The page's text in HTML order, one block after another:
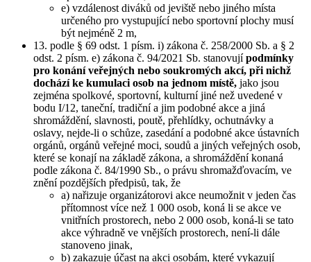
e) vzdálenost diváků od jeviště nebo jiného místa
určeného pro vystupující nebo sportovní plochy musí
být nejméně 2 m,
13. podle § 69 odst. 1 písm. i) zákona č. 258/2000 Sb. a § 2
odst. 2 písm. e) zákona č. 94/2021 Sb. stanovujípodmínky
pro konání veřejných nebo soukromých akcí, při nichž
dochází ke kumulaci osob na jednom místě, jako jsou
zejména spolkové, sportovní, kulturní jiné než uvedené v
bodu I/12, taneční, tradiční a jim podobné akce a jiná
shromáždění, slavnosti, poutě, přehlídky, ochutnávky a
oslavy, nejde-li o schůze, zasedání a podobné akce ústavních
orgánů, orgánů veřejné moci, soudů a jiných veřejných osob,
které se konají na základě zákona, a shromáždění konaná
podle zákona č. 84/1990 Sb., o právu shromažďovacím, ve
znění pozdějších předpisů, tak, že
a) nařizuje organizátorovi akce neumožnit v jeden čas
přítomnost více než 1 000 osob, koná li se akce ve
vnitřních prostorech, nebo 2 000 osob, koná-li se tato
akce výhradně ve vnějších prostorech, není-li dále
stanoveno jinak,
b) zakazuje účast na akci osobám, které vykazují